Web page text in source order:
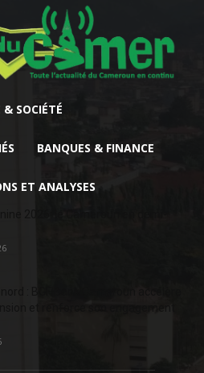
SOCIÉTÉ
BANQUES & FINANCE
ET ANALYSES